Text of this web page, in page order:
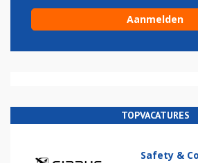
TOPVACATURES
Safety &